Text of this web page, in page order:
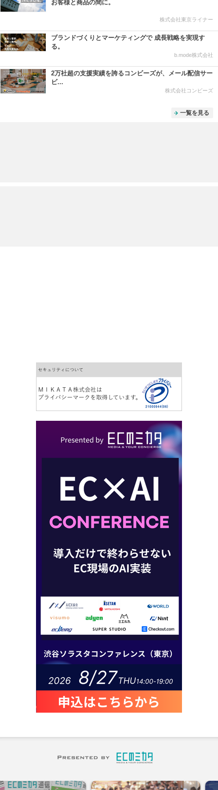
お客様と商品の間に。
株式会社東京ライナー
ブランドづくりとマーケティングで 成長戦略を実現す
る。
b.mode株式会社
2万社超の支援実績を誇るコンビーズが、メール配信サー
ビ...
株式会社コンビーズ
一覧を見る